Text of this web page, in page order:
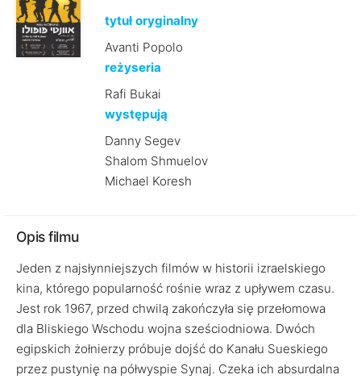
tytuł oryginalny
Avanti Popolo
reżyseria
Rafi Bukai
występują
Danny Segev
Shalom Shmuelov
Michael Koresh
Opis filmu
Jeden z najsłynniejszych filmów w historii izraelskiego
kina, którego popularność rośnie wraz z upływem czasu.
Jest rok 1967, przed chwilą zakończyła się przełomowa
dla Bliskiego Wschodu wojna sześciodniowa. Dwóch
egipskich żołnierzy próbuje dojść do Kanału Sueskiego
przez pustynię na półwyspie Synaj. Czeka ich absurdalna